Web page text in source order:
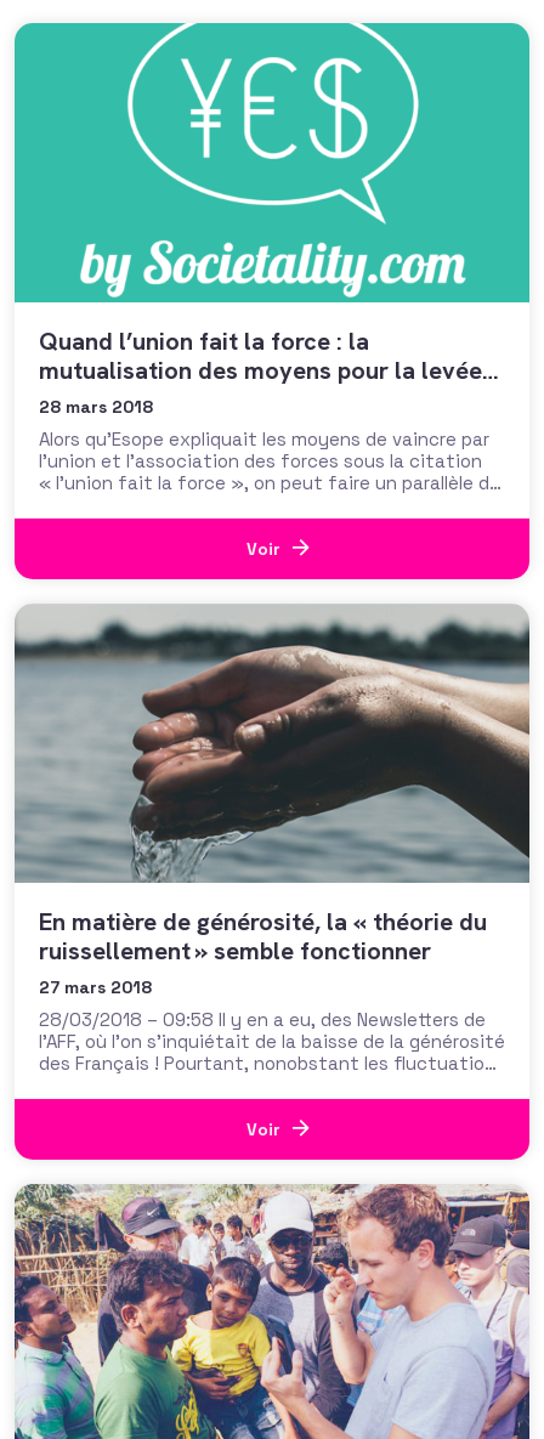
Quand l’union fait la force : la
mutualisation des moyens pour la levée
de fonds
28 mars 2018
Alors qu’Esope expliquait les moyens de vaincre par
l’union et l’association des forces sous la citation
« l’union fait la force », on peut faire un parallèle de
levée des fonds. Societality a décidé de se pencher
Voir
En matière de générosité, la « théorie du
ruissellement » semble fonctionner
27 mars 2018
28/03/2018 – 09:58 Il y en a eu, des Newsletters de
l’AFF, où l’on s’inquiétait de la baisse de la générosité
des Français ! Pourtant, nonobstant les fluctuations
l’Observatoire de la philanthropie de la Fondation de
Voir